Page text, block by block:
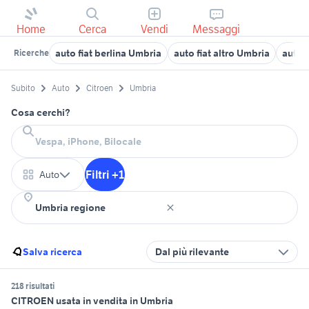
Home Cerca Vendi Messaggi
Ricerche auto fiat berlina Umbria auto fiat altro Umbria auto
Subito Auto Citroen Umbria
Cosa cerchi?
Auto Filtri +1
Salva ricerca Dal più rilevante
218 risultati
CITROEN usata in vendita in Umbria